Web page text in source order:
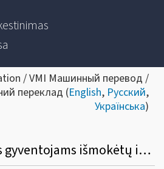
/ VMI Машинный перевод /
переклад (English, Русский,
Українська)
Kokia yra metinės gyventojams išmokėtų išmokų, priskiriamų A ir B klasės pajamoms, deklaracijos (GPM312) pateikimo tvarka, kai išmokas išmokėjęs asmuo pradeda bankroto ar restruktūrizavimo procedūrą, yra likviduojamas ar reorganizuojamas?